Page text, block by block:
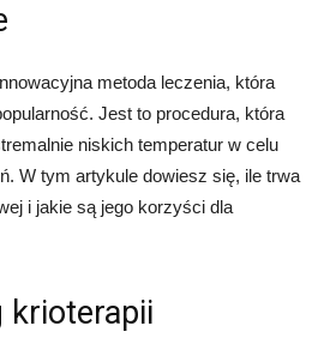
metoda leczenia, która
Jest to procedura, która
niskich temperatur w celu
W tym artykule dowiesz się, ile trwa
i jakie są jego korzyści dla
krioterapii